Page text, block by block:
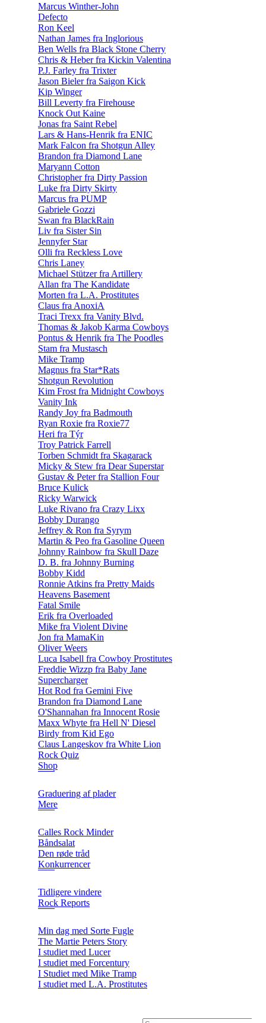
Marcus Winther-John
Defecto
Ron Keel
Nathan James fra Inglorious
Ben Wells fra Black Stone Cherry
Chris & Heber fra Kickin Valentina
P.J. Farley fra Trixter
Jason Bieler fra Saigon Kick
Kip Winger
Bill Leverty fra Firehouse
Knock Out Kaine
Jonas fra Saint Rebel
Lars & Hans-Henrik fra ENIC
Mark Falcon fra Shotgun Alley
Brandon fra Diamond Lane
Maryann Cotton
Christopher fra Dirty Passion
Luke fra Dirty Skirty
Marcus fra PUMP
Gabriele Gozzi
Swan fra BlackRain
Liv fra Sister Sin
Jennyfer Star
Olli fra Reckless Love
Chris Laney
Michael Stützer fra Artillery
Allan fra The Kandidate
Morten fra L.A. Prostitutes
Claus fra AnoxiA
Traci Trexx fra Vanity Blvd.
Thomas & Jakob Karma Cowboys
Pontus & Henrik fra The Poodles
Stam fra Mustasch
Mike Tramp
Magnus fra Star*Rats
Shotgun Revolution
Kim Frost fra Midnight Cowboys
Vanity Ink
Randy Joy fra Badmouth
Ryan Roxie fra Roxie77
Heri fra Týr
Troy Patrick Farrell
Torben Schmidt fra Skagarack
Micky & Stew fra Dear Superstar
Gustav & Peter fra Stallion Four
Bruce Kulick
Ricky Warwick
Luke Rivano fra Crazy Lixx
Bobby Durango
Jeffrey & Ron fra Syrym
Martin & Peo fra Gasoline Queen
Johnny Rainbow fra Skull Daze
D. B. fra Johnny Burning
Bobby Kidd
Ronnie Atkins fra Pretty Maids
Heavens Basement
Fatal Smile
Erik fra Overloaded
Mike fra Violent Divine
Jon fra MamaKin
Oliver Weers
Luca Isabell fra Cowboy Prostitutes
Freddie Wizzp fra Baby Jane
Supercharger
Hot Rod fra Gemini Five
Brandon fra Diamond Lane
O'Shannahan fra Innocent Rosie
Maxx Whyte fra Hell N' Diesel
Birdy from Kid Ego
Claus Langeskov fra White Lion
Rock Quiz
Shop
Graduering af plader
Mere
Calles Rock Minder
Båndsalat
Den røde tråd
Konkurrencer
Tidligere vindere
Rock Reports
Min dag med Sorte Fugle
The Martie Peters Story
I studiet med Lucer
I studiet med Forcentury
I Studiet med Mike Tramp
I studiet med L.A. Prostitutes